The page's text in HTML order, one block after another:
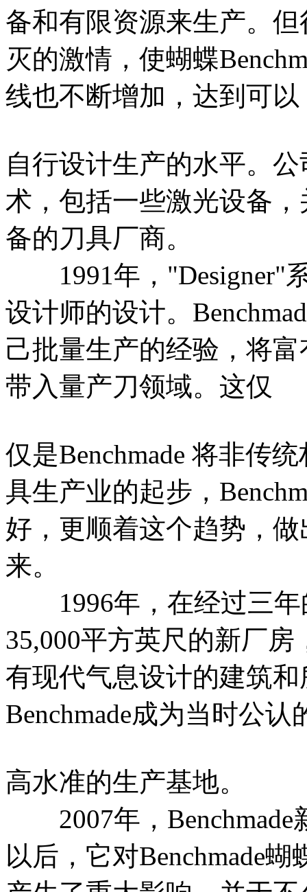
备和有限资源来生产。
灭的激情，使蝴蝶
线也不断增加，达到可以
自行设计生产的水平。
术，包括一些激光设备
备的刀具厂商。
1991年，"Designer"
设计师的设计。
己批量生产的经验，将
带入量产刀领域。这仅
仅是Benchmade 将非传
具生产业的起步，
好，更顺着这个趋势，
来。
1996年，在经过三年
35,000平方英尺的新厂
有现代气息设计的建筑
Benchmade成为当时公认
高水准的生产基地。
2007年，Benchmade
以后，它对Benchmade